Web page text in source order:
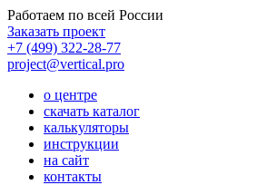
Работаем по всей России
Заказать проект
+7 (499) 322-28-77
project@vertical.pro
о центре
скачать каталог
калькуляторы
инструкции
на сайт
контакты